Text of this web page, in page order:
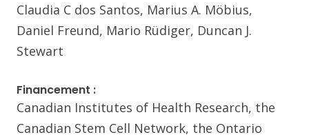
Claudia C dos Santos, Marius A. Möbius,
Daniel Freund, Mario Rüdiger, Duncan J.
Stewart
Financement :
Canadian Institutes of Health Research, the
Canadian Stem Cell Network, the Ontario